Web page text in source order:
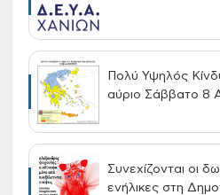
Πολύ Υψηλός
αύριο Σάββατο 8
Συνεχίζονται οι
ενήλικες στη